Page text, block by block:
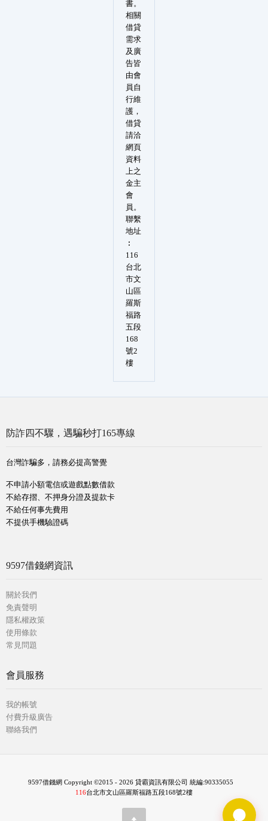
書。
相關
借貸
需求
及廣
告皆
由會
員自
行維
護，
借貸
請洽
網頁
資料
上之
金主
會
員。
聯繫
地址
︰
116
台北
市文
山區
羅斯
福路
五段
168
號2
樓
防詐四不驟，遇騙秒打165專線
台灣詐騙多，請務必提高警覺
不申請小額電信或遊戲點數借款
不給存摺、不押身分證及提款卡
不給任何事先費用
不提供手機驗證碼
9597借錢網資訊
關於我們
免責聲明
隱私權政策
使用條款
常見問題
會員服務
我的帳號
付費升級廣告
聯絡我們
9597借錢網 Copyright ©2015 - 2026 貸霸資訊有限公司 統編:90335055
116台北市文山區羅斯福路五段168號2樓